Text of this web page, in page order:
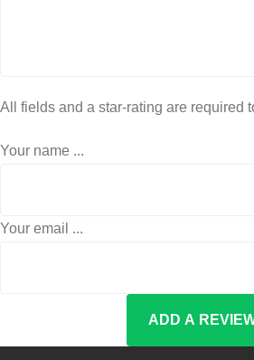
All fields and a star-rating are required
Your name ...
Your email ...